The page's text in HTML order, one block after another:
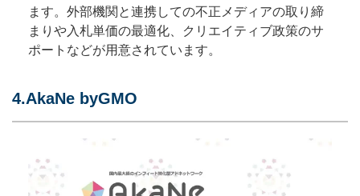
ます。外部機関と連携しての不正メディアの取り締
まりや入札単価の最適化、クリエイティブ政策のサ
ポートなどが用意されています。
4.AkaNe byGMO